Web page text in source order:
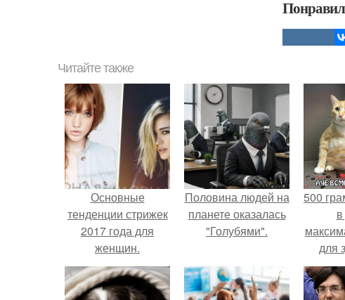
Читайте также
Основные
тенденции стрижек
2017 года для
женщин.
Половина людей на
планете оказалась
"Голубями".
500
для